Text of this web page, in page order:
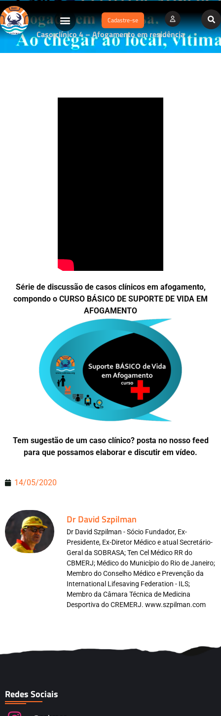
Cadastre-se
Caso clínico 4 – Afogamento em residência
Série de discussão de casos clínicos em afogamento,
compondo o CURSO BÁSICO DE SUPORTE DE VIDA EM
AFOGAMENTO
Tem sugestão de um caso clínico? posta no nosso feed
para que possamos elaborar e discutir em vídeo.
14/05/2020
Dr David Szpilman
Dr David Szpilman - Sócio Fundador, Ex-
Presidente, Ex-Diretor Médico e atual Secretário-
Geral da SOBRASA; Ten Cel Médico RR do
CBMERJ; Médico do Município do Rio de Janeiro;
Membro do Conselho Médico e Prevenção da
International Lifesaving Federation - ILS;
Membro da Câmara Técnica de Medicina
Desportiva do CREMERJ. www.szpilman.com
Redes Sociais